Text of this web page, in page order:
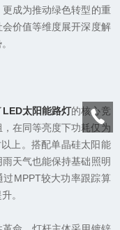
成为推动绿色转型的重
价值等维度展开深度解
LED太阳能路灯的核心竞
在同等亮度下功耗仅为
上。搭配单晶硅太阳能
天气也能保持基础照明
过MPPT较大功率跟踪算
。